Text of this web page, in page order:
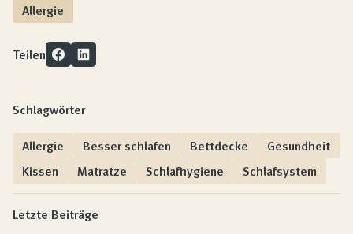
Allergie
Teilen
Schlagwörter
Allergie
Besser schlafen Bettdecke
Gesundheit
Kissen
Matratze Schlafhygiene Schlafsystem
Letzte Beiträge